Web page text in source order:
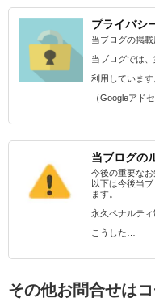
プライバシ
当ブログの掲
当ブログでは
利用しています
（Googleアド
当ブログの
今後の重要な
以下は今後当
ます。
永久ペナルテ
こうした…
その他お問合せは